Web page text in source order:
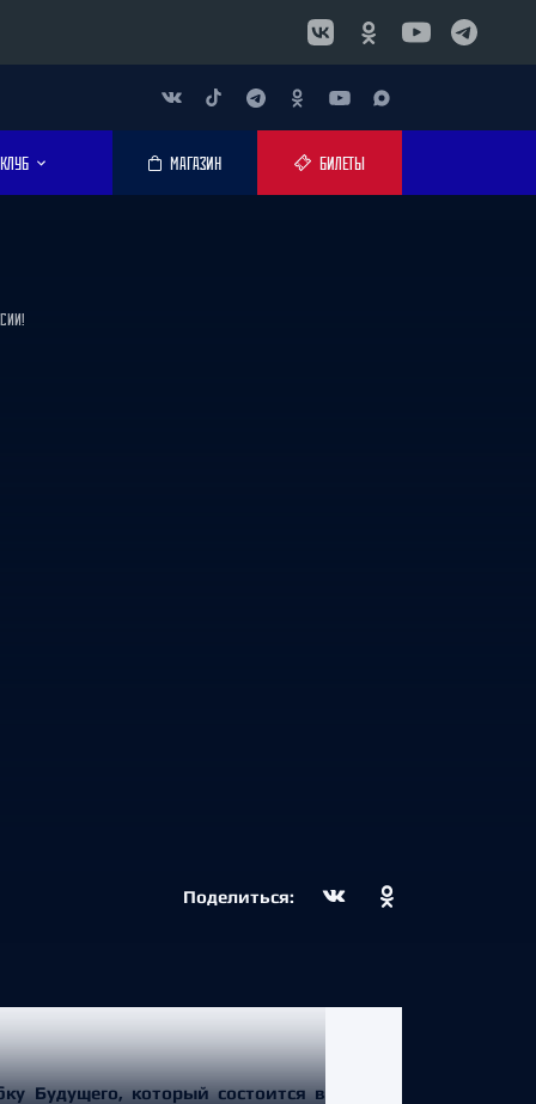
КЛУБ МАГАЗИН БИЛЕТЫ
Поделиться:
Будущего, который состоится в